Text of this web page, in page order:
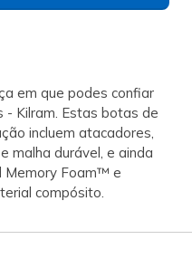
em que podes confiar
- Kilram. Estas botas de
incluem atacadores,
malha durável, e ainda
Memory Foam™ e
compósito.